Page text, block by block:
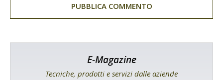
E-Magazine
Tecniche, prodotti e servizi dalle aziende